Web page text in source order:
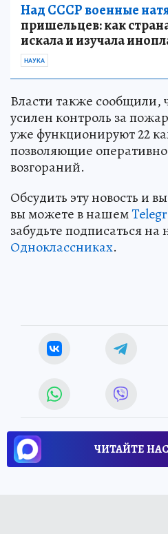
Над СССР военные
пришельцев: как
искала и изучала
НАУКА
Власти также сообщили,
усилен контроль за
уже функционируют 22
позволяющие оперативно
возгораний.
Обсудить эту новость и
вы можете в нашем
забудьте подписаться на
Одноклассниках.
ЧИТАЙТЕ